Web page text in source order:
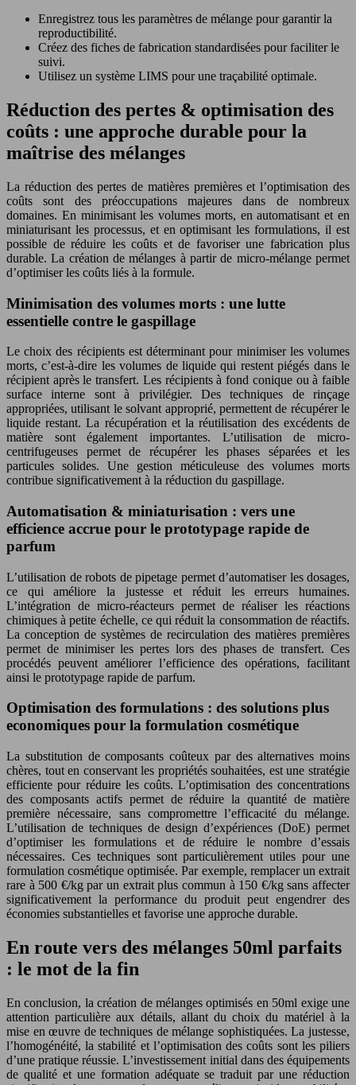
Enregistrez tous les paramètres de mélange pour garantir la
reproductibilité.
Créez des fiches de fabrication standardisées pour faciliter le
suivi.
Utilisez un système LIMS pour une traçabilité optimale.
Réduction des pertes & optimisation des
coûts : une approche durable pour la
maîtrise des mélanges
La réduction des pertes de matières premières et l’optimisation des
coûts sont des préoccupations majeures dans de nombreux
domaines. En minimisant les volumes morts, en automatisant et en
miniaturisant les processus, et en optimisant les formulations, il est
possible de réduire les coûts et de favoriser une fabrication plus
durable. La création de mélanges à partir de micro-mélange permet
d’optimiser les coûts liés à la formule.
Minimisation des volumes morts : une lutte
essentielle contre le gaspillage
Le choix des récipients est déterminant pour minimiser les volumes
morts, c’est-à-dire les volumes de liquide qui restent piégés dans le
récipient après le transfert. Les récipients à fond conique ou à faible
surface interne sont à privilégier. Des techniques de rinçage
appropriées, utilisant le solvant approprié, permettent de récupérer le
liquide restant. La récupération et la réutilisation des excédents de
matière sont également importantes. L’utilisation de micro-
centrifugeuses permet de récupérer les phases séparées et les
particules solides. Une gestion méticuleuse des volumes morts
contribue significativement à la réduction du gaspillage.
Automatisation & miniaturisation : vers une
efficience accrue pour le prototypage rapide de
parfum
L’utilisation de robots de pipetage permet d’automatiser les dosages,
ce qui améliore la justesse et réduit les erreurs humaines.
L’intégration de micro-réacteurs permet de réaliser les réactions
chimiques à petite échelle, ce qui réduit la consommation de réactifs.
La conception de systèmes de recirculation des matières premières
permet de minimiser les pertes lors des phases de transfert. Ces
procédés peuvent améliorer l’efficience des opérations, facilitant
ainsi le prototypage rapide de parfum.
Optimisation des formulations : des solutions plus
economiques pour la formulation cosmétique
La substitution de composants coûteux par des alternatives moins
chères, tout en conservant les propriétés souhaitées, est une stratégie
efficiente pour réduire les coûts. L’optimisation des concentrations
des composants actifs permet de réduire la quantité de matière
première nécessaire, sans compromettre l’efficacité du mélange.
L’utilisation de techniques de design d’expériences (DoE) permet
d’optimiser les formulations et de réduire le nombre d’essais
nécessaires. Ces techniques sont particulièrement utiles pour une
formulation cosmétique optimisée. Par exemple, remplacer un extrait
rare à 500 €/kg par un extrait plus commun à 150 €/kg sans affecter
significativement la performance du produit peut engendrer des
économies substantielles et favorise une approche durable.
En route vers des mélanges 50ml parfaits
: le mot de la fin
En conclusion, la création de mélanges optimisés en 50ml exige une
attention particulière aux détails, allant du choix du matériel à la
mise en œuvre de techniques de mélange sophistiquées. La justesse,
l’homogénéité, la stabilité et l’optimisation des coûts sont les piliers
d’une pratique réussie. L’investissement initial dans des équipements
de qualité et une formation adéquate se traduit par une réduction